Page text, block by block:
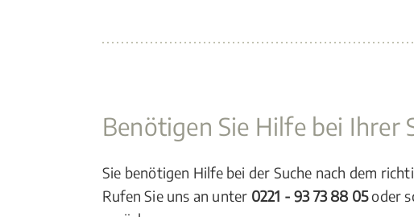
Benötigen Sie Hilfe bei Ihrer
Sie benötigen Hilfe bei der Suche nach dem
Rufen Sie uns an unter 0221 - 93 73 88 05oder